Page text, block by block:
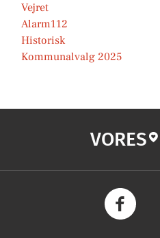
Vejret
Alarm112
Historisk
Kommunalvalg 2025
VORES